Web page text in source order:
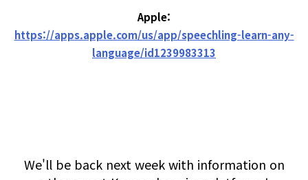
Apple:
https://apps.apple.com/us/app/speechling-learn-any-
language/id1239983313
We'll be back next week with information on